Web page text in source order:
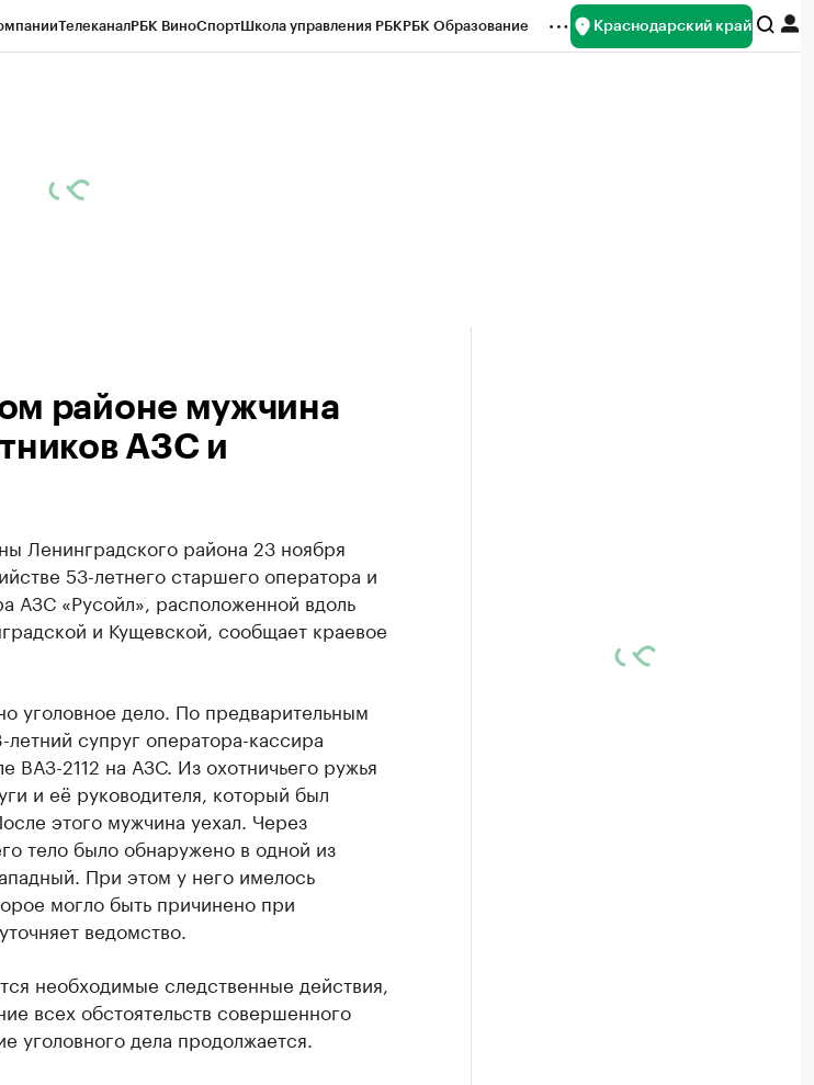
ТелеканалРБК ВиноСпортШкола управления РБКРБК Образование Краснодарский край
районе мужчина
АЗС и
Ленинградского района 23 ноября
53-летнего старшего оператора и
АЗС «Русойл», расположенной вдоль
и Кущевской, сообщает краевое
уголовное дело. По предварительным
супруг оператора-кассира
ВАЗ-2112 на АЗС. Из охотничьего ружья
и её руководителя, который был
этого мужчина уехал. Через
тело было обнаружено в одной из
При этом у него имелось
могло быть причинено при
ведомство.
необходимые следственные действия,
всех обстоятельств совершенного
уголовного дела продолжается.